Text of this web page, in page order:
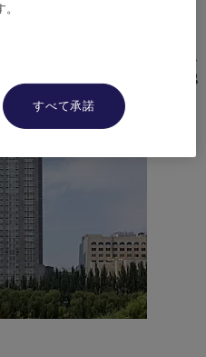
Development Zone. The
including full-time
functional meeting room, 24h
convenience for guests. We
and are committed to providing
at home.
すべて承諾